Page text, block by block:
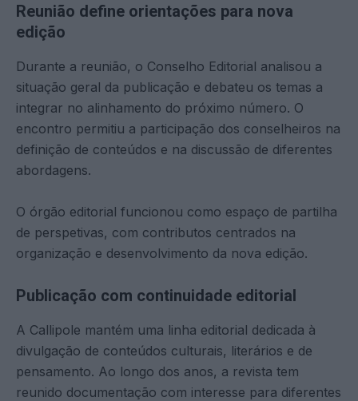
Reunião define orientações para nova
edição
Durante a reunião, o Conselho Editorial analisou a
situação geral da publicação e debateu os temas a
integrar no alinhamento do próximo número. O
encontro permitiu a participação dos conselheiros na
definição de conteúdos e na discussão de diferentes
abordagens.
O órgão editorial funcionou como espaço de partilha
de perspetivas, com contributos centrados na
organização e desenvolvimento da nova edição.
Publicação com continuidade editorial
A Callipole mantém uma linha editorial dedicada à
divulgação de conteúdos culturais, literários e de
pensamento. Ao longo dos anos, a revista tem
reunido documentação com interesse para diferentes